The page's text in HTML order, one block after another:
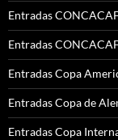
Entradas
Entradas
Entradas Copa
Entradas Copa de
Entradas Copa